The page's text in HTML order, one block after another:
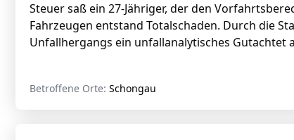
Steuer saß ein 27-Jähriger, der den
Fahrzeugen entstand Totalschaden. Durch die
Unfallhergangs ein unfallanalytisches Gutachtet
Betroffene Orte: Schongau